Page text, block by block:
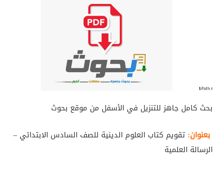
بحث كامل جاهز للتنزيل في الأسفل من موقع بحوث
بعنوان: تقويم كتاب العلوم الدينية للصف السادس الابتدائي –
الرسالة العلمية